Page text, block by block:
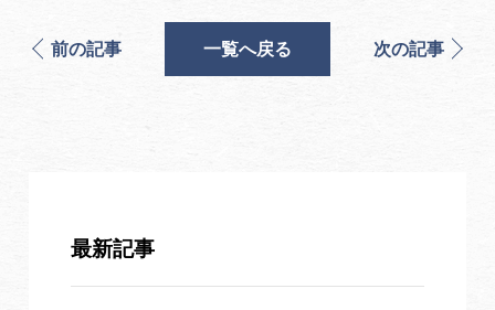
前の記事 一覧へ戻る 次の記事
最新記事